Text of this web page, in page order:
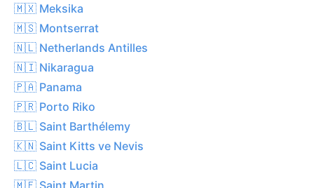
🇲🇽 Meksika
🇲🇸 Montserrat
🇳🇱 Netherlands Antilles
🇳🇮 Nikaragua
🇵🇦 Panama
🇵🇷 Porto Riko
🇧🇱 Saint Barthélemy
🇰🇳 Saint Kitts ve Nevis
🇱🇨 Saint Lucia
🇲🇫 Saint Martin